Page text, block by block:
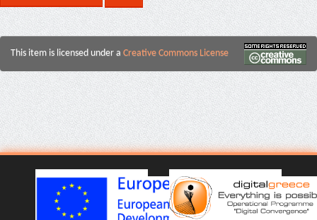
This item is licensed under a Creative Commons License